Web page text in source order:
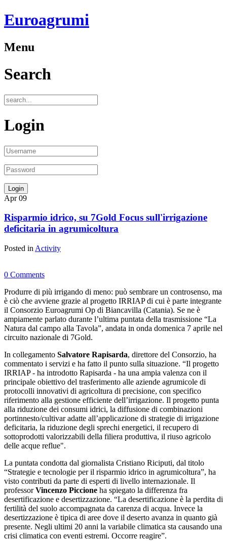
Euroagrumi
Menu
Search
Login
Apr 09
Risparmio idrico, su 7Gold Focus sull'irrigazione
deficitaria in agrumicoltura
Posted in Activity
0 Comments
Produrre di più irrigando di meno: può sembrare un controsenso, ma
è ciò che avviene grazie al progetto IRRIAP di cui è parte integrante
il Consorzio Euroagrumi Op di Biancavilla (Catania). Se ne è
ampiamente parlato durante l’ultima puntata della trasmissione “La
Natura dal campo alla Tavola”, andata in onda domenica 7 aprile nel
circuito nazionale di 7Gold.
In collegamento Salvatore Rapisarda, direttore del Consorzio, ha
commentato i servizi e ha fatto il punto sulla situazione. “Il progetto
IRRIAP - ha introdotto Rapisarda - ha una ampia valenza con il
principale obiettivo del trasferimento alle aziende agrumicole di
protocolli innovativi di agricoltura di precisione, con specifico
riferimento alla gestione efficiente dell’irrigazione. Il progetto punta
alla riduzione dei consumi idrici, la diffusione di combinazioni
portinnesto/cultivar adatte all’applicazione di strategie di irrigazione
deficitaria, la riduzione degli sprechi energetici, il recupero di
sottoprodotti valorizzabili della filiera produttiva, il riuso agricolo
delle acque reflue".
La puntata condotta dal giornalista Cristiano Riciputi, dal titolo
“Strategie e tecnologie per il risparmio idrico in agrumicoltura”, ha
visto contributi da parte di esperti di livello internazionale. Il
professorVincenzo Piccione ha spiegato la differenza fra
desertificazione e desertizzazione. “La desertificazione è la perdita di
fertilità del suolo accompagnata da carenza di acqua. Invece la
desertizzazione è tipica di aree dove il deserto avanza in quanto già
presente. Negli ultimi 20 anni la variabile climatica sta causando una
crisi climatica con eventi estremi. Occorre reagire”.